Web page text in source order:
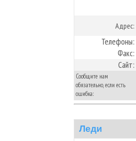
Адрес:
Телефоны:
Факс:
Сайт:
Сообщите нам
обязательно, если есть
ошибка:
Леди